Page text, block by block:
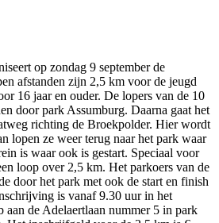
op zondag 9 september de
afstanden zijn 2,5 km voor de jeugd
16 jaar en ouder. De lopers van de 10
door park Assumburg. Daarna gaat het
richting de Broekpolder. Hier wordt
lopen ze weer terug naar het park waar
is waar ook is gestart. Speciaal voor
loop over 2,5 km. Het parkoers van de
door het park met ook de start en finish
is vanaf 9.30 uur in het
de Adelaertlaan nummer 5 in park